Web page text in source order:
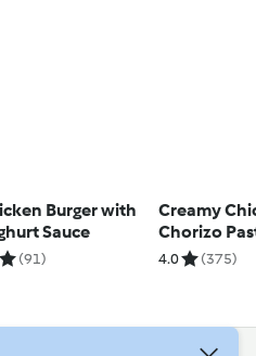
Burger with
Sauce
(91)
Creamy
Chorizo
4.0 (375)